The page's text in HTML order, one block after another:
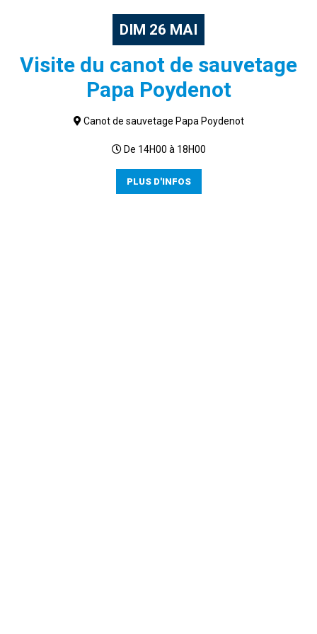
DIM 26 MAI
Visite du canot de sauvetage
Papa Poydenot
Canot de sauvetage Papa Poydenot
De 14H00 à 18H00
PLUS D'INFOS